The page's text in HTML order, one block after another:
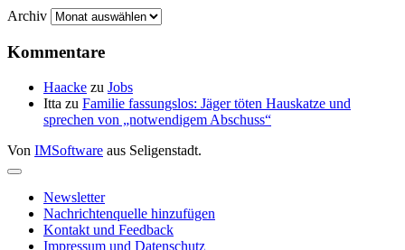
Archiv
Kommentare
Haacke zu Jobs
Itta zu Familie fassungslos: Jäger töten Hauskatze und
sprechen von „notwendigem Abschuss“
Von IMSoftware aus Seligenstadt.
Newsletter
Nachrichtenquelle hinzufügen
Kontakt und Feedback
Impressum und Datenschutz